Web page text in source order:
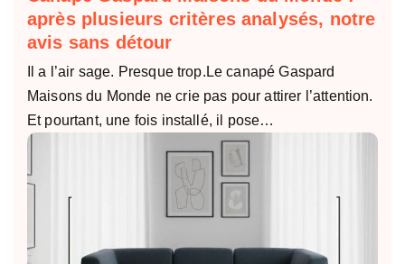
après plusieurs critères analysés, notre
avis sans détour
Il a l’air sage. Presque trop.Le canapé Gaspard
Maisons du Monde ne crie pas pour attirer l’attention.
Et pourtant, une fois installé, il pose…